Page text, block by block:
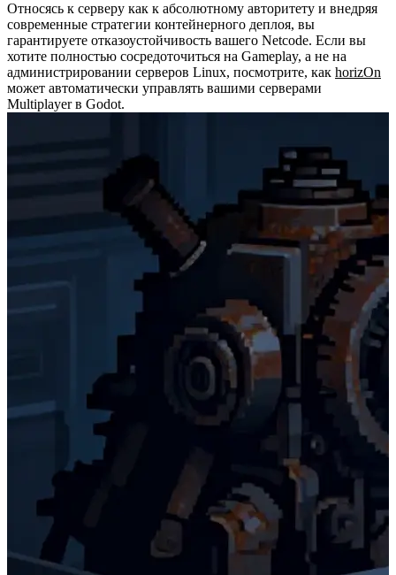
Относясь к серверу как к абсолютному авторитету и внедряя
современные стратегии контейнерного деплоя, вы
гарантируете отказоустойчивость вашего Netcode. Если вы
хотите полностью сосредоточиться на Gameplay, а не на
администрировании серверов Linux, посмотрите, как horizOn
может автоматически управлять вашими серверами
Multiplayer в Godot.